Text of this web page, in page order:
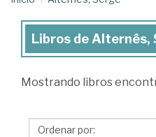
Libros
Alternês,
Libros de Alternês,
Mostrando libros